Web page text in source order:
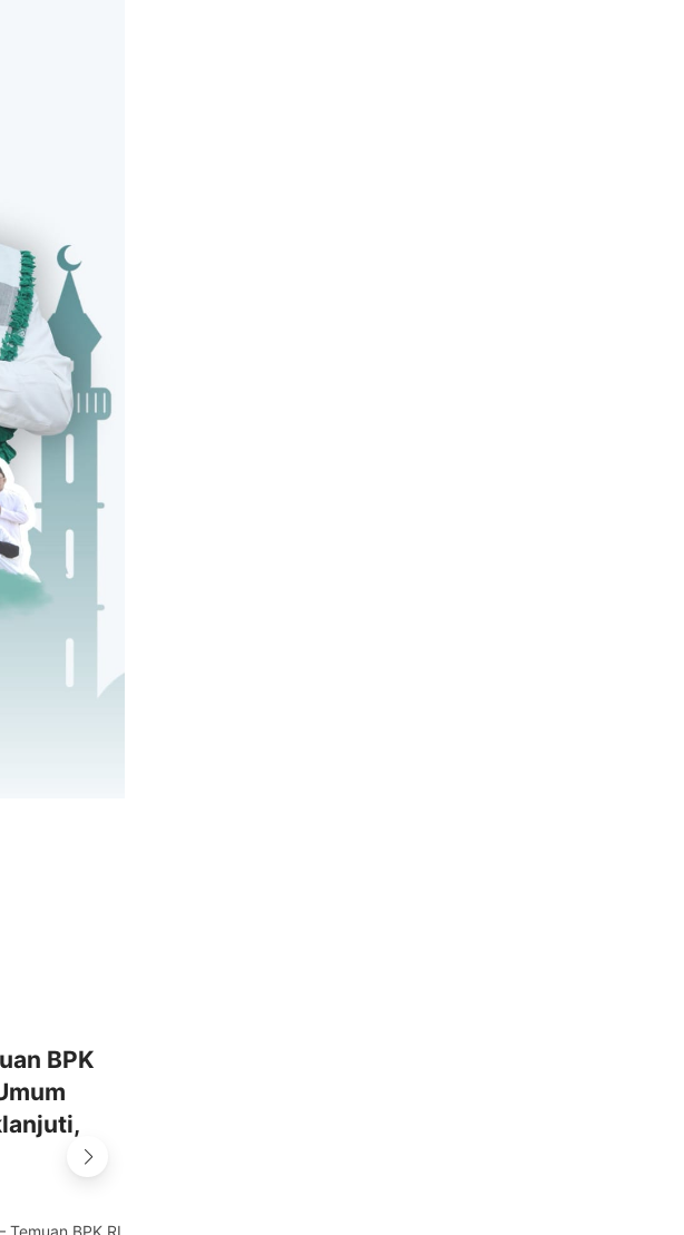
BPK
Temuan BPK RI